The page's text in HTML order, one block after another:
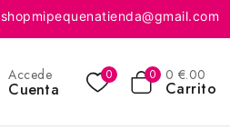
shopmipequenatienda@gmail.com
Accede
Cuenta
0 0 0 €.00
Carrito